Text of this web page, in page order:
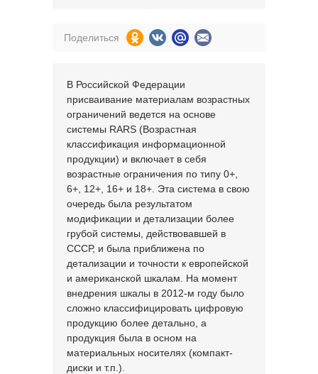
Поделиться
В Российской Федерации
присваивание материалам возрастных
ограничений ведется на основе
системы RARS (Возрастная
классификация информационной
продукции) и включает в себя
возрастные ограничения по типу 0+,
6+, 12+, 16+ и 18+. Эта система в свою
очередь была результатом
модификации и детализации более
грубой системы, действовавшей в
СССР, и была приближена по
детализации и точности к европейской
и американской шкалам. На момент
внедрения шкалы в 2012-м году было
сложно классифицировать цифровую
продукцию более детально, а
продукция была в осном на
материальных носителях (компакт-
диски и т.п.).